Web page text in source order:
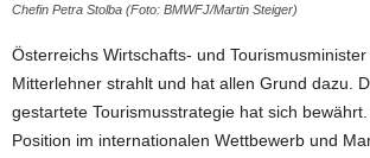
Chefin Petra Stolba (Foto: BMWFJ/Martin Steiger)
Österreichs Wirtschafts- und Tourismusminister
Mitterlehner strahlt und hat allen Grund dazu.
gestartete Tourismusstrategie hat sich
Position im internationalen Wettbewerb und